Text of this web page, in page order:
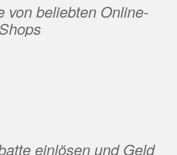
von beliebten Online-
Shops
einlösen und Geld